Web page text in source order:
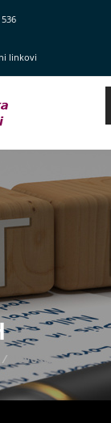
linkovi
/ Novosti